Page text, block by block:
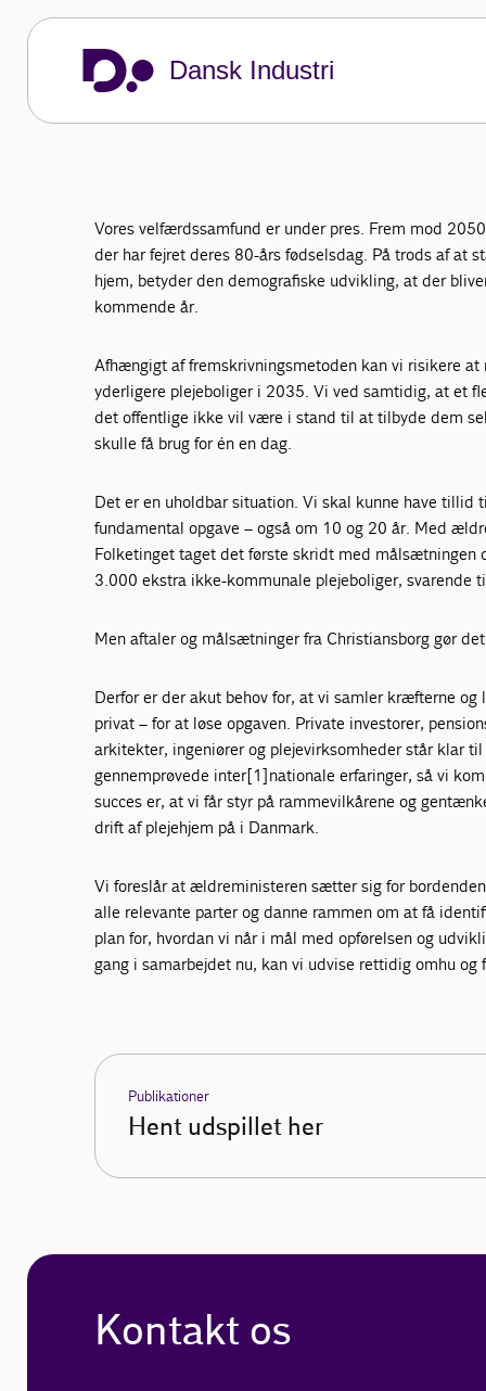
Dansk Industri
skal bygge
plejehjem
Vores velfærdssamfund er under pres. Frem mod
der har fejret deres 80-års fødselsdag. På trods af at
hjem, betyder den demografiske udvikling, at der
kommende år.
Afhængigt af fremskrivningsmetoden kan vi risikere
yderligere plejeboliger i 2035. Vi ved samtidig, at et
det offentlige ikke vil være i stand til at tilbyde dem
skulle få brug for én en dag.
Det er en uholdbar situation. Vi skal kunne have
fundamental opgave – også om 10 og 20 år. Med
Folketinget taget det første skridt med målsætningen
3.000 ekstra ikke-kommunale plejeboliger, svarende
Men aftaler og målsætninger fra Christiansborg gør
Derfor er der akut behov for, at vi samler kræfterne
privat – for at løse opgaven. Private investorer,
arkitekter, ingeniører og plejevirksomheder står klar
gennemprøvede inter[1]nationale erfaringer, så vi
succes er, at vi får styr på rammevilkårene og
drift af plejehjem på i Danmark.
Vi foreslår at ældreministeren sætter sig for
alle relevante parter og danne rammen om at få
plan for, hvordan vi når i mål med opførelsen og
gang i samarbejdet nu, kan vi udvise rettidig omhu
Publikationer
Hent udspillet her
Kontakt os